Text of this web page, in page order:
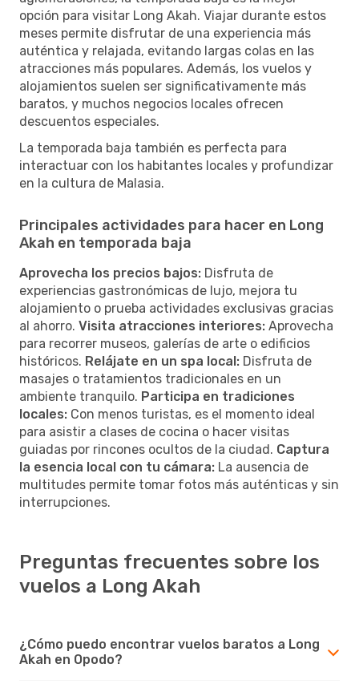
opción para visitar Long Akah. Viajar durante estos
meses permite disfrutar de una experiencia más
auténtica y relajada, evitando largas colas en las
atracciones más populares. Además, los vuelos y
alojamientos suelen ser significativamente más
baratos, y muchos negocios locales ofrecen
descuentos especiales.
La temporada baja también es perfecta para
interactuar con los habitantes locales y profundizar
en la cultura de Malasia.
Principales actividades para hacer en Long
Akah en temporada baja
Aprovecha los precios bajos: Disfruta de
experiencias gastronómicas de lujo, mejora tu
alojamiento o prueba actividades exclusivas gracias
al ahorro. Visita atracciones interiores: Aprovecha
para recorrer museos, galerías de arte o edificios
históricos. Relájate en un spa local: Disfruta de
masajes o tratamientos tradicionales en un
ambiente tranquilo. Participa en tradiciones
locales: Con menos turistas, es el momento ideal
para asistir a clases de cocina o hacer visitas
guiadas por rincones ocultos de la ciudad. Captura
la esencia local con tu cámara: La ausencia de
multitudes permite tomar fotos más auténticas y sin
interrupciones.
Preguntas frecuentes sobre los
vuelos a Long Akah
¿Cómo puedo encontrar vuelos baratos a Long
Akah en Opodo?